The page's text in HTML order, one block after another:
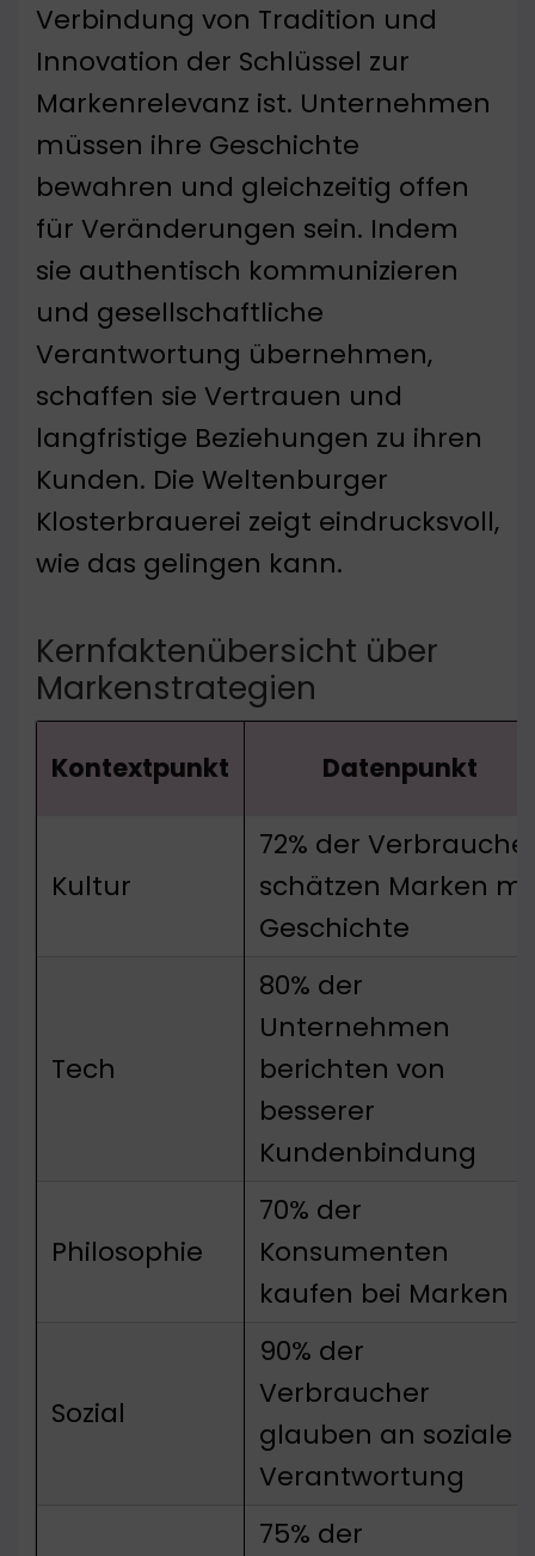
Verbindung von Tradition und
Innovation der Schlüssel zur
Markenrelevanz ist. Unternehmen
müssen ihre Geschichte
bewahren und gleichzeitig offen
für Veränderungen sein. Indem
sie authentisch kommunizieren
und gesellschaftliche
Verantwortung übernehmen,
schaffen sie Vertrauen und
langfristige Beziehungen zu ihren
Kunden. Die Weltenburger
Klosterbrauerei zeigt eindrucksvoll,
wie das gelingen kann.
Kernfaktenübersicht über
Markenstrategien
Kontextpunkt Datenpunkt
Kultur
72% der
schätzen Marken
Geschichte
Tech
80% der
Unternehmen
berichten von
besserer
Kundenbindung
Philosophie
70% der
Konsumenten
kaufen bei Marken
Sozial
90% der
Verbraucher
glauben an soziale
Verantwortung
75% der